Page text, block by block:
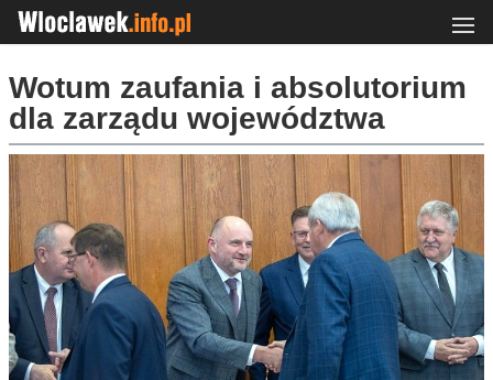
Wotum zaufania i absolutorium
dla zarządu województwa